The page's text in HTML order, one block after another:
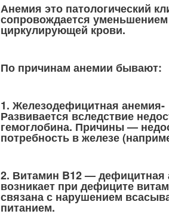
Анемия это патологический
сопровождается
циркулирующей крови.
По причинам анемии бывают:
1. Железодефицитная анемия-
Развивается вследствие
гемоглобина. Причины —
потребность в железе
2. Витамин B12 — дефицитная
возникает при дефиците
связана с нарушением
питанием.